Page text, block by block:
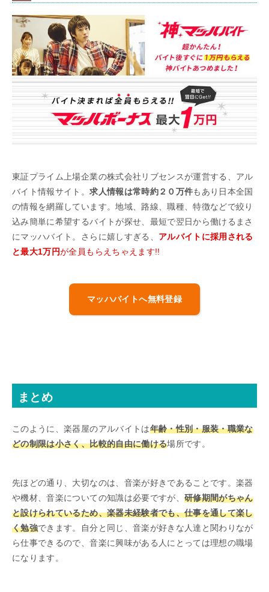
東証プライム上場企業の株式会社リブセンスが運営する、アル
バイト情報サイト。求人情報は常時約２０万件もあり日本全国
の情報を網羅しています。地域、路線、職種、特徴などで絞り
込み簡単に希望するバイトが探せ、最短で翌日から働けるまさ
にマッハバイト。さらに嬉しすぎる、 アルバイトに採用される
と最大1万円が全員もらえちゃえます!!
マッハバイトへ無料登録
まとめ
このように、楽器屋のアルバイトは年齢・性別・服装・職業な
どの制限は小さく、比較的自由に働ける場所です。
先ほどの通り、大切なのは、音楽が好きであることです。楽器
や機材、音楽についての知識は必要ですが、 研修期間がちゃん
と設けられているため、楽器未経験者でも、仕事を通して楽し
く勉強できます。自分と同じ、音楽が好きな人達と関わりなが
ら仕事できるので、音楽に興味がある人にとっては理想の職場
になります。